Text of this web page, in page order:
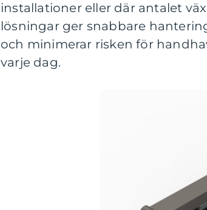
installationer eller där antalet
lösningar ger snabbare
och minimerar risken för
varje dag.